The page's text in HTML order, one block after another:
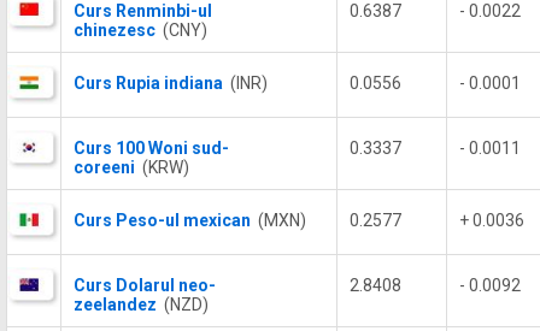
Curs Renminbi-ul
chinezesc (CNY)
0.6387 - 0.0022
Curs Rupia indiana (INR) 0.0556 - 0.0001
Curs 100 Woni sud-
coreeni (KRW)
0.3337 - 0.0011
Curs Peso-ul mexican (MXN) 0.2577 + 0.0036
Curs Dolarul neo-
zeelandez (NZD)
2.8408 - 0.0092